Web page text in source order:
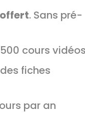
offert. Sans pré-
cours vidéos
fiches
par an